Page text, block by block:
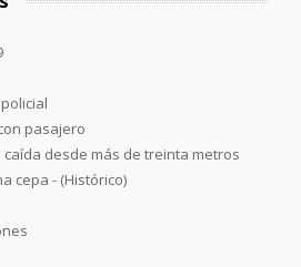
pasajero
caída desde más de treinta metros
cepa - (Histórico)